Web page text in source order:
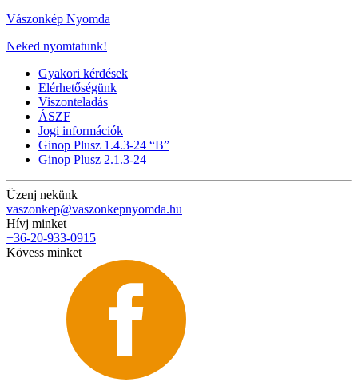
Vászonkép Nyomda
Neked nyomtatunk!
Gyakori kérdések
Elérhetőségünk
Viszonteladás
ÁSZF
Jogi információk
Ginop Plusz 1.4.3-24 “B”
Ginop Plusz 2.1.3-24
Üzenj nekünk
vaszonkep@vaszonkepnyomda.hu
Hívj minket
+36-20-933-0915
Kövess minket